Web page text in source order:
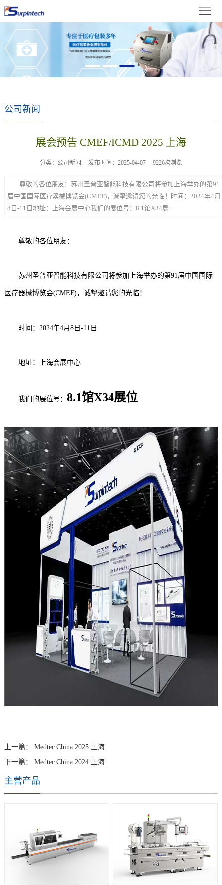
首
我
闻
讯
产
展
果
言我
们
体
公司新闻
展会预告 CMEF/ICMD 2025 上海
分类：公司新闻 发布时间：2025-04-07 9226次浏览
尊敬的各位朋友：苏州圣普亚智能科技有限公司将参加上海举办的第91
届中国国际医疗器械博览会(CMEF)，诚挚邀请您的光临！时间：2024年4月
8日-11日地址：上海会展中心我们的展位号：8.1馆X34展...
尊敬的各位朋友：
苏州圣普亚智能科技有限公司将参加上海举办的第91届中国国际
医疗器械博览会(CMEF)，诚挚邀请您的光临！
时间：2024年4月8日-11日
地址：上海会展中心
我们的展位号： 8.1馆X34展位
上一篇：
Medtec China 2025 上海
下一篇：
Medtec China 2024 上海
主营产品